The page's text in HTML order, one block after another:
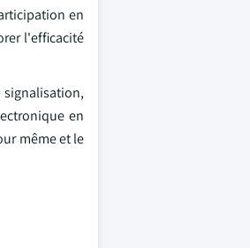
en
l'efficacité
en
même et le